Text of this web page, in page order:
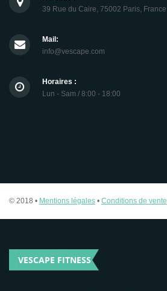
39 Rue du Caire, 75002 Paris, France
Mail:
info@vescape.com
Horaires :
Lun - Sam / 8:00 - 18:00
© 2018 • Mentions légales • Conditions de vente
VESCAPE FITNESS